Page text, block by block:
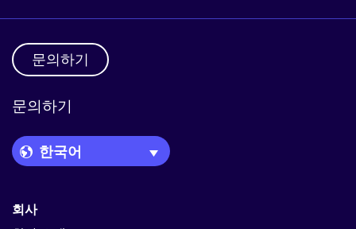
문의하기
문의하기
Language Picker
회사